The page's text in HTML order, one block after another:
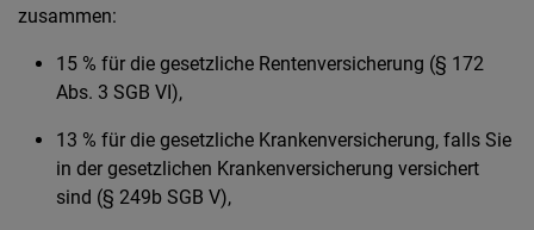
zusammen:
15 % für die gesetzliche Rentenversicherung (§ 172
Abs. 3 SGB VI),
13 % für die gesetzliche Krankenversicherung, falls Sie
in der gesetzlichen Krankenversicherung versichert
sind (§ 249b SGB V),